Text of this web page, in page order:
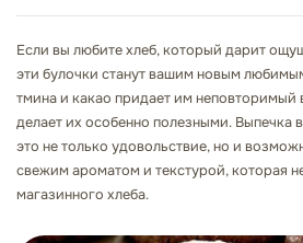
Если вы любите хлеб, который дарит
эти булочки станут вашим новым
тмина и какао придает им неповторимый
делает их особенно полезными. Выпечка
это не только удовольствие, но и
свежим ароматом и текстурой, которая
магазинного хлеба.